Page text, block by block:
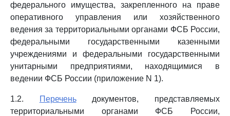
федерального имущества, закрепленного на праве
оперативного управления или хозяйственного
ведения за территориальными органами ФСБ России,
федеральными государственными казенными
учреждениями и федеральными государственными
унитарными предприятиями, находящимися в
ведении ФСБ России (приложение N 1).
1.2. Переченьдокументов, представляемых
территориальными органами ФСБ России,